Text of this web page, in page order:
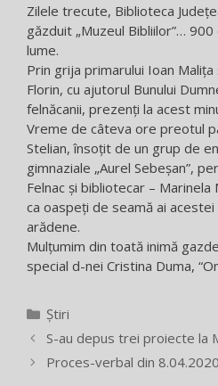
Zilele trecute, Biblioteca
găzduit „Muzeul Bibliilor”…
lume.
Prin grija primarului Ioan
Florin, cu ajutorul Bunului
felnăcanii, prezenți la acest
Vreme de câteva ore preotul
Stelian, însoțit de un grup de
gimnaziale „Aurel Sebeșan”,
Felnac și bibliotecar –
ca oaspeți de seamă ai
arădene.
Mulțumim din toată inimă
special d-nei Cristina Duma,
Categorii
Știri
S-au depus trei proiecte la
Proces-verbal din 8.04.2020